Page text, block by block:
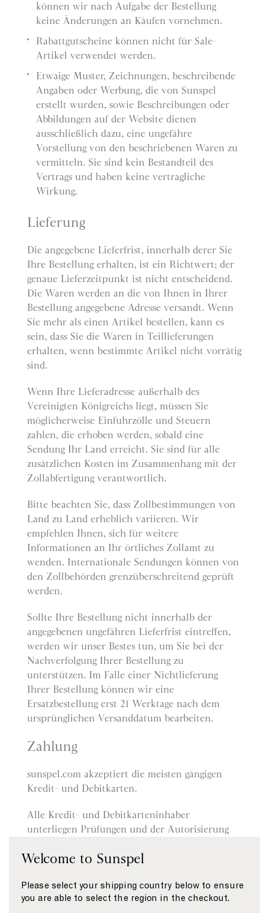
können wir nach Aufgabe der Bestellung
keine Änderungen an Käufen vornehmen.
Rabattgutscheine können nicht für Sale-
Artikel verwendet werden.
Etwaige Muster, Zeichnungen, beschreibende
Angaben oder Werbung, die von Sunspel
erstellt wurden, sowie Beschreibungen oder
Abbildungen auf der Website dienen
ausschließlich dazu, eine ungefähre
Vorstellung von den beschriebenen Waren zu
vermitteln. Sie sind kein Bestandteil des
Vertrags und haben keine vertragliche
Wirkung.
Lieferung
Die angegebene Lieferfrist, innerhalb derer Sie
Ihre Bestellung erhalten, ist ein Richtwert; der
genaue Lieferzeitpunkt ist nicht entscheidend.
Die Waren werden an die von Ihnen in Ihrer
Bestellung angegebene Adresse versandt. Wenn
Sie mehr als einen Artikel bestellen, kann es
sein, dass Sie die Waren in Teillieferungen
erhalten, wenn bestimmte Artikel nicht vorrätig
sind.
Wenn Ihre Lieferadresse außerhalb des
Vereinigten Königreichs liegt, müssen Sie
möglicherweise Einfuhrzölle und Steuern
zahlen, die erhoben werden, sobald eine
Sendung Ihr Land erreicht. Sie sind für alle
zusätzlichen Kosten im Zusammenhang mit der
Zollabfertigung verantwortlich.
Bitte beachten Sie, dass Zollbestimmungen von
Land zu Land erheblich variieren. Wir
empfehlen Ihnen, sich für weitere
Informationen an Ihr örtliches Zollamt zu
wenden. Internationale Sendungen können von
den Zollbehörden grenzüberschreitend geprüft
werden.
Sollte Ihre Bestellung nicht innerhalb der
angegebenen ungefähren Lieferfrist eintreffen,
werden wir unser Bestes tun, um Sie bei der
Nachverfolgung Ihrer Bestellung zu
unterstützen. Im Falle einer Nichtlieferung
Ihrer Bestellung können wir eine
Ersatzbestellung erst 21 Werktage nach dem
ursprünglichen Versanddatum bearbeiten.
Zahlung
sunspel.com akzeptiert die meisten gängigen
Kredit- und Debitkarten.
Alle Kredit- und Debitkarteninhaber
unterliegen Prüfungen und der Autorisierung
Aussteller Ihrer Karte die Autorisierung der
Verzögerungen oder Nichtlieferung.
Welcome to Sunspel
Please select your shipping country below to ensure
you are able to select the region in the checkout.